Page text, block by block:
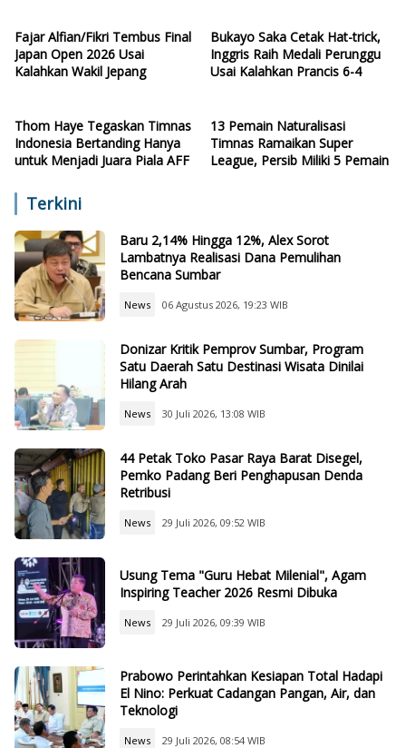
Fajar Alfian/Fikri Tembus Final
Japan Open 2026 Usai
Kalahkan Wakil Jepang
Bukayo Saka Cetak Hat-trick,
Inggris Raih Medali Perunggu
Usai Kalahkan Prancis 6-4
Thom Haye Tegaskan Timnas
Indonesia Bertanding Hanya
untuk Menjadi Juara Piala AFF
13 Pemain Naturalisasi
Timnas Ramaikan Super
League, Persib Miliki 5 Pemain
Terkini
Baru 2,14% Hingga 12%, Alex Sorot
Lambatnya Realisasi Dana Pemulihan
Bencana Sumbar
News 06 Agustus 2026, 19:23 WIB
Donizar Kritik Pemprov Sumbar, Program
Satu Daerah Satu Destinasi Wisata Dinilai
Hilang Arah
News 30 Juli 2026, 13:08 WIB
44 Petak Toko Pasar Raya Barat Disegel,
Pemko Padang Beri Penghapusan Denda
Retribusi
News 29 Juli 2026, 09:52 WIB
Usung Tema "Guru Hebat Milenial", Agam
Inspiring Teacher 2026 Resmi Dibuka
News 29 Juli 2026, 09:39 WIB
Prabowo Perintahkan Kesiapan Total Hadapi
El Nino: Perkuat Cadangan Pangan, Air, dan
Teknologi
News 29 Juli 2026, 08:54 WIB